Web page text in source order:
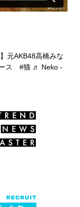
元AKB48高橋みな
ス #猫 ♬ Neko -